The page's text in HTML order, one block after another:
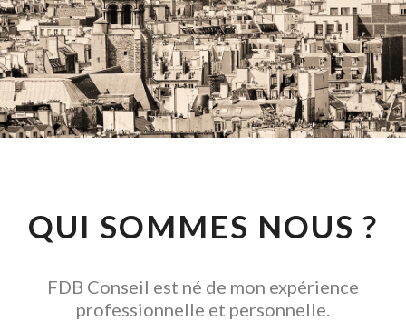
CONSEIL EN
INVESTISSEMENT
LOCATIF
GARANTIR L' ACQUISITION
QUI SOMMES NOUS ?
FDB Conseil est né de mon expérience
professionnelle et personnelle.